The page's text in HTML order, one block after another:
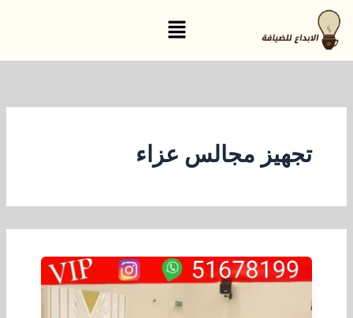
تخطي
إلى
المحتوى
القائمة
تجهيز مجالس عزاء